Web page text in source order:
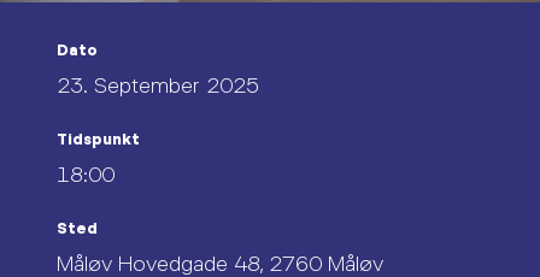
Dato
23. September 2025
Tidspunkt
18:00
Sted
Måløv Hovedgade 48, 2760 Måløv